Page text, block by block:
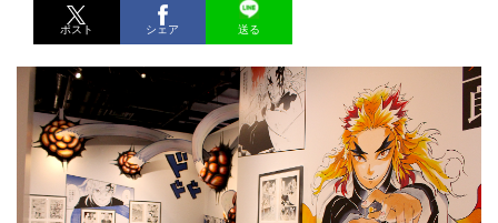
ポスト シェア 送る